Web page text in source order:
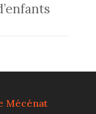
Mécénat